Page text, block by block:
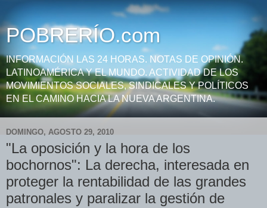
POBRERÍO.com
INFORMACIÓN LAS 24 HORAS. NOTAS DE OPINIÓN.
LATINOAMÉRICA Y EL MUNDO. ACTIVIDAD DE LOS
MOVIMIENTOS SOCIALES, SINDICALES Y POLÍTICOS
EN EL CAMINO HACIA LA NUEVA ARGENTINA.
DOMINGO, AGOSTO 29, 2010
"La oposición y la hora de los
bochornos": La derecha, interesada en
proteger la rentabilidad de las grandes
patronales y paralizar la gestión de